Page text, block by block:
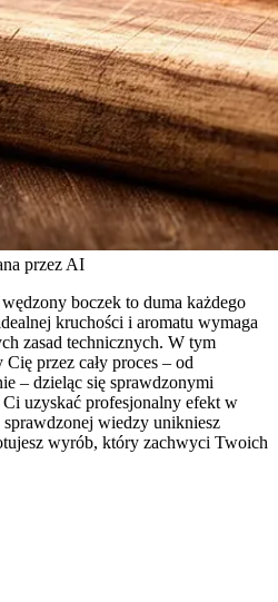
przez AI
boczek to duma każdego
kruchości i aromatu wymaga
zasad technicznych. W tym
przez cały proces – od
– dzieląc się sprawdzonymi
uzyskać profesjonalny efekt w
wiedzy unikniesz
wyrób, który zachwyci Twoich